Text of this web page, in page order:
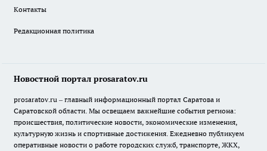
Контакты
Редакционная политика
Новостной портал prosaratov.ru
prosaratov.ru – главный информационный портал Саратова и
Саратовской области. Мы освещаем важнейшие события региона:
происшествия, политические новости, экономические изменения,
культурную жизнь и спортивные достижения. Ежедневно публикуем
оперативные новости о работе городских служб, транспорте, ЖКХ,